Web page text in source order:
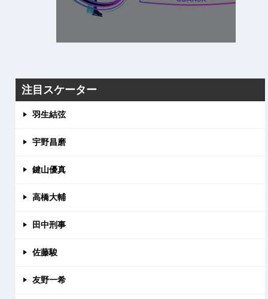
注目スケーター
羽生結弦
宇野昌磨
鍵山優真
高橋大輔
田中刑事
佐藤駿
友野一希